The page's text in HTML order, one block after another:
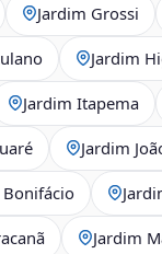
Jardim Grossi
Jardim
Jardim Itapema
Jardim
Bonifácio
Jardim